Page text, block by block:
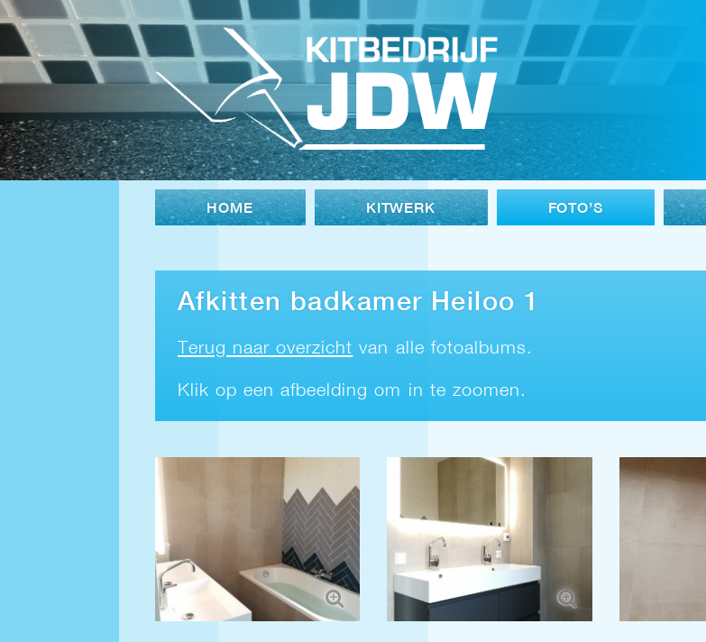
HOME KITWERK FOTO’S
Afkitten badkamer Heiloo 1
Terug naar overzicht van alle fotoalbums.
Klik op een afbeelding om in te zoomen.